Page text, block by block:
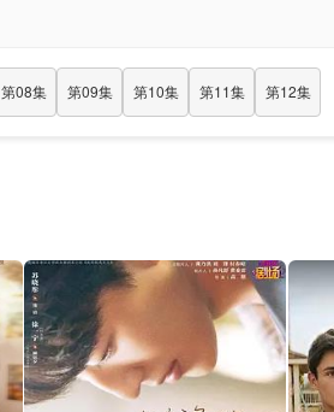
第08集 第09集 第10集 第11集 第12集